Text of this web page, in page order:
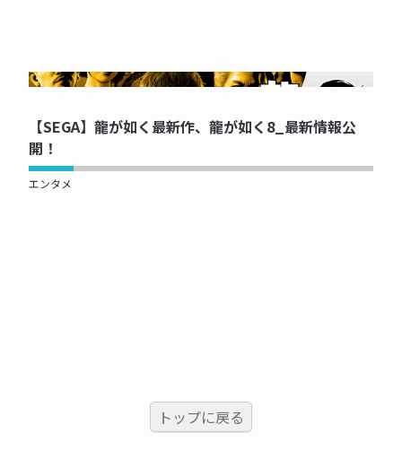
NOW PRINTING...
【SEGA】龍が如く最新作、龍が如く8_最新情報公
開！
エンタメ
トップに戻る